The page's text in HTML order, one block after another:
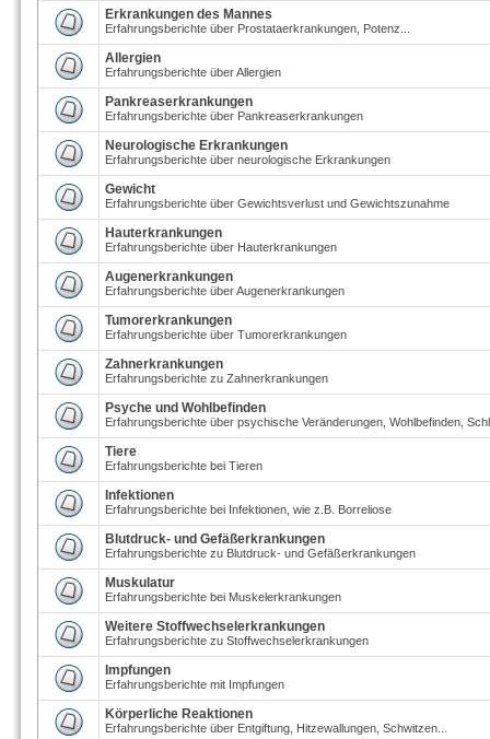
Erkrankungen des Mannes
Erfahrungsberichte über Prostataerkrankungen, Potenz...
Allergien
Erfahrungsberichte über Allergien
Pankreaserkrankungen
Erfahrungsberichte über Pankreaserkrankungen
Neurologische Erkrankungen
Erfahrungsberichte über neurologische Erkrankungen
Gewicht
Erfahrungsberichte über Gewichtsverlust und Gewichtszunahme
Hauterkrankungen
Erfahrungsberichte über Hauterkrankungen
Augenerkrankungen
Erfahrungsberichte über Augenerkrankungen
Tumorerkrankungen
Erfahrungsberichte über Tumorerkrankungen
Zahnerkrankungen
Erfahrungsberichte zu Zahnerkrankungen
Psyche und Wohlbefinden
Erfahrungsberichte über psychische Veränderungen, Wohlbefinden,
Tiere
Erfahrungsberichte bei Tieren
Infektionen
Erfahrungsberichte bei Infektionen, wie z.B. Borreliose
Blutdruck- und Gefäßerkrankungen
Erfahrungsberichte zu Blutdruck- und Gefäßerkrankungen
Muskulatur
Erfahrungsberichte bei Muskelerkrankungen
Weitere Stoffwechselerkrankungen
Erfahrungsberichte zu Stoffwechselerkrankungen
Impfungen
Erfahrungsberichte mit Impfungen
Körperliche Reaktionen
Erfahrungsberichte über Entgiftung, Hitzewallungen, Schwitzen...